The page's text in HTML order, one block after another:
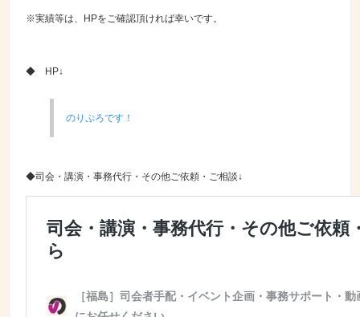
※実績等は、HPをご確認頂ければ幸いです。
◆ HP↓
のりぷろです！
◆司会・講演・事務代行・その他ご依頼・ご相談↓